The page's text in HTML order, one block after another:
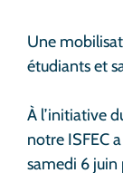
Une
étudiants et
À l’initiative
notre ISFEC
samedi 6 juin